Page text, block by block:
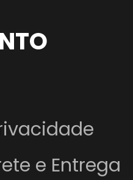
e Entrega